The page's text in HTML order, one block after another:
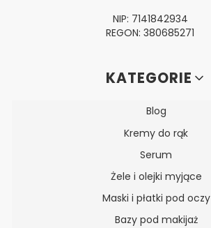
NIP: 7141842934
REGON: 380685271
Linki w stopceKATEGORIE
Blog
Kremy do rąk
Serum
Żele i olejki myjące
Maski i płatki pod oczy
Bazy pod makijaż